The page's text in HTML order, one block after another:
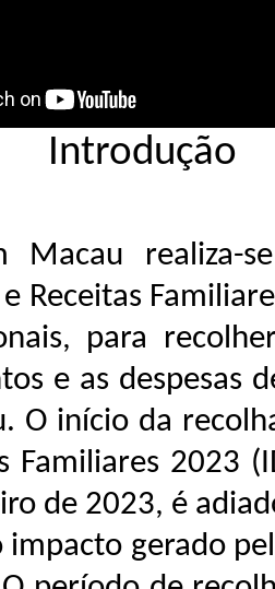
Introdução
realiza-se
e Receitas
para
e as despesas
O início da
Familiares 2023
de 2023, é
impacto gerado